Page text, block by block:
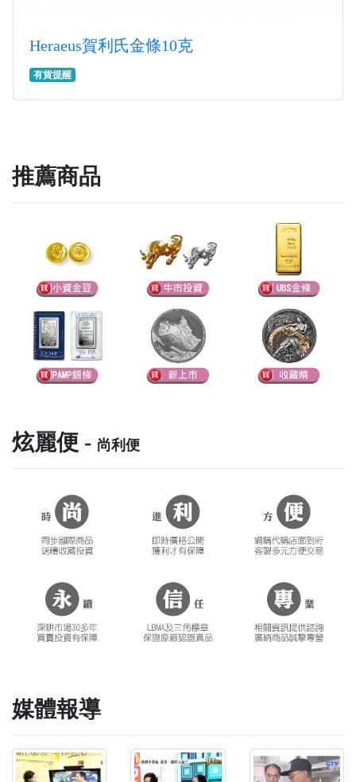
Heraeus賀利氏金條10克
有貨提醒
推薦商品
炫麗便 - 尚利便
媒體報導